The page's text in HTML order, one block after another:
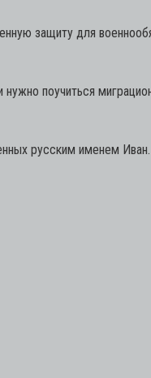
защиту для
поучиться
русским именем